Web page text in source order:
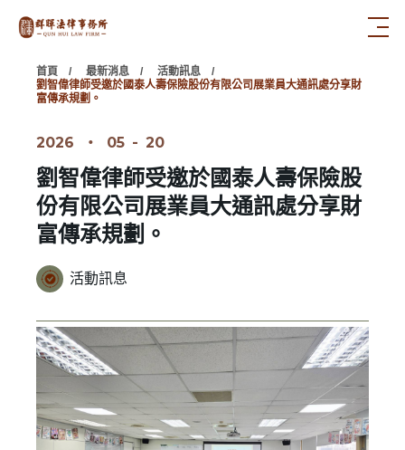
首頁 最新消息
活動訊息
劉智偉律師受邀於國泰人壽保險股份有限公司展業員大通訊處分享財
富傳承規劃。
2026 ‧ 05 - 20
劉智偉律師受邀於國泰人壽保險股
份有限公司展業員大通訊處分享財
富傳承規劃。
活動訊息